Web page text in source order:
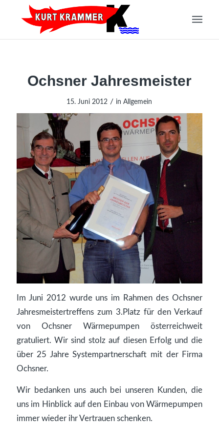
Ochsner Jahresmeister
15. Juni 2012 / inAllgemein
Im Juni 2012 wurde uns im Rahmen des Ochsner
Jahresmeistertreffens zum 3.Platz für den Verkauf
von Ochsner Wärmepumpen österreichweit
gratuliert. Wir sind stolz auf diesen Erfolg und die
über 25 Jahre Systempartnerschaft mit der Firma
Ochsner.
Wir bedanken uns auch bei unseren Kunden, die
uns im Hinblick auf den Einbau von Wärmepumpen
immer wieder ihr Vertrauen schenken.